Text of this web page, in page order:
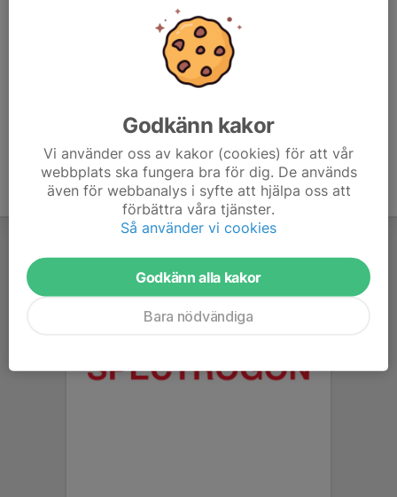
Godkänn kakor
Vi använder oss av kakor (cookies) för att vår
webbplats ska fungera bra för dig. De används
även för webbanalys i syfte att hjälpa oss att
förbättra våra tjänster.
Så använder vi cookies
Godkänn alla kakor
Bara nödvändiga